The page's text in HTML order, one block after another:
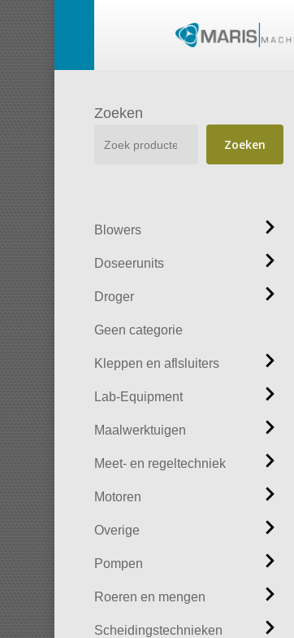
Skip
to
main
content
Zoeken
Zoeken
Blowers
Doseerunits
Droger
Geen categorie
Kleppen en aflsluiters
Lab-Equipment
Maalwerktuigen
Meet- en regeltechniek
Motoren
Overige
Pompen
Roeren en mengen
Scheidingstechnieken